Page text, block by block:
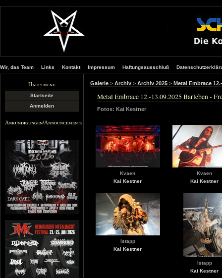
Wir, das Team Links Kontakt Impressum Haftungsausschluß
Hauptmenü
Startseite
Anmelden
Ankündigungen/Announcements
Galerie > Archiv > Archiv 2025 > Metal Embrace
Metal Embrace 12.-13.09.2025 Barleben -
Fotos: Kai Kestner
Kvaen
Kai Kestner
Kvaen
Kai Kestner
Istapp
Kai Kestner
Istapp
Kai Kestner